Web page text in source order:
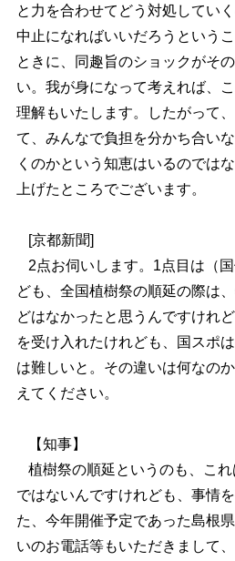
と力を合わせてどう対処してい
中止になればいいだろうという
ときに、同趣旨のショックがそ
い。我が身になって考えれば、
理解もいたします。したがって
て、みんなで負担を分かち合い
くのかという知恵はいるのでは
上げたところでございます。
[京都新聞]
2点お伺いします。1点目は（
ども、全国植樹祭の順延の際は
どはなかったと思うんですけれ
を受け入れたけれども、国スポ
は難しいと。その違いは何なの
えてください。
【知事】
植樹祭の順延というのも、こ
ではないんですけれども、事情
た、今年開催予定であった島根
いのお電話等もいただきまして